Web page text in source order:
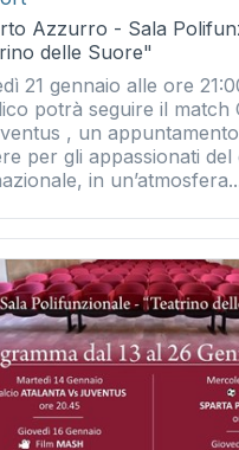
Azzurro - Sala
delle Suore"
21 gennaio alle ore
potrà seguire il match
, un
per gli appassionati del
in